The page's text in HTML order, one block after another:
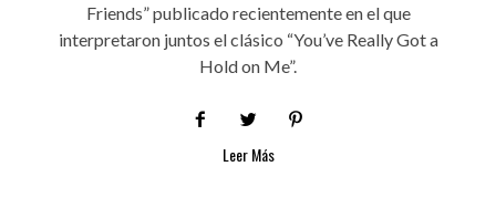
Friends” publicado recientemente en el que
interpretaron juntos el clásico “You’ve Really Got a
Hold on Me”.
Leer Más